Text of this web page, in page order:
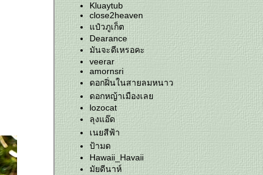
Kluaytub
close2heaven
ป๋วภูเก็ต
Dearance
มันจะดีเหรอคะ
veerar
amornsri
ดอกฝิ่นในสายลมหนาว
ดอกหญ้าเมืองเล
lozocat
ลุงแอ๊ด
เนยสีฟ้า
ป้ามด
Hawaii_Havaii
มัยดีนาห์